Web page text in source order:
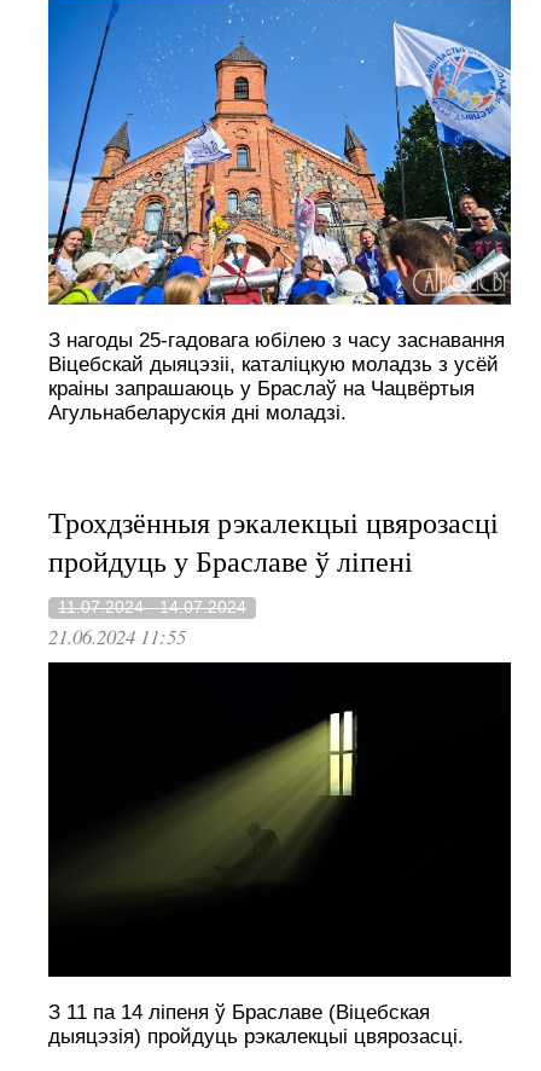
З нагоды 25-гадовага юбілею з часу заснавання
Віцебскай дыяцэзіі, каталіцкую моладзь з усёй
краіны запрашаюць у Браслаў на Чацвёртыя
Агульнабеларускія дні моладзі.
Трохдзённыя рэкалекцыі цвярозасці
пройдуць у Браславе ў ліпені
11.07.2024 - 14.07.2024
21.06.2024 11:55
З 11 па 14 ліпеня ў Браславе (Віцебская
дыяцэзія) пройдуць рэкалекцыі цвярозасці.